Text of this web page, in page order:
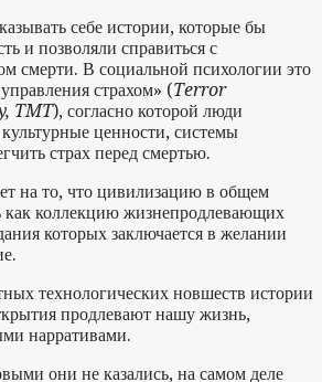
себе истории, которые бы
и позволяли справиться с
смерти. В социальной психологии это
страхом» (Terror
TMT), согласно которой люди
ценности, системы
страх перед смертью.
на то, что цивилизацию в общем
как коллекцию жизнепродлевающих
которых заключается в желании
технологических новшеств истории
продлевают нашу жизнь,
нарративами.
они не казались, на самом деле